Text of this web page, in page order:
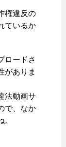
権違反の
ているか
ロードさ
がありま
法動画サ
で、なか